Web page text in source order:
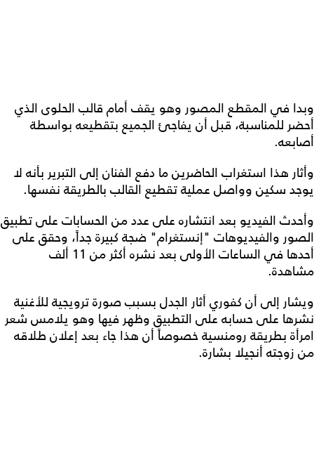
وبدا في المقطع المصور وهو يقف أمام قالب الحلوى الذي
أحضر للمناسبة، قبل أن يفاجئ الجميع بتقطيعه بواسطة
أصابعه.
وأثار هذا استغراب الحاضرين ما دفع الفنان إلى التبرير بأنه لا
يوجد سكين وواصل عملية تقطيع القالب بالطريقة نفسها.
وأحدث الفيديو بعد انتشاره على عدد من الحسابات على تطبيق
الصور والفيديوهات "إنستغرام" ضجة كبيرة جداً، وحقق على
أحدها في الساعات الأولى بعد نشره أكثر من 11 ألف
مشاهدة.
ويشار إلى أن كفوري أثار الجدل بسبب صورة ترويجية للأغنية
نشرها على حسابه على التطبيق وظهر فيها وهو يلامس شعر
امرأة بطريقة رومنسية خصوصاً أن هذا جاء بعد إعلان طلاقه
من زوجته أنجيلا بشارة.